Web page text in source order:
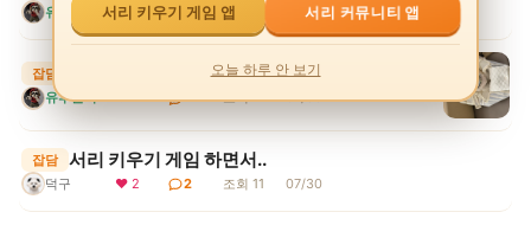
유후눈나 ❤ 2 2 조회 9 07/30
잡담
유후눈나 ❤ 4 7 조회 14 07/30
잡담 서리 키우기 게임 하면서..
덕구 ❤ 2 2 조회 11 07/30
서리 키우기 게임 앱 서리 커뮤니티 앱
오늘 하루 안 보기